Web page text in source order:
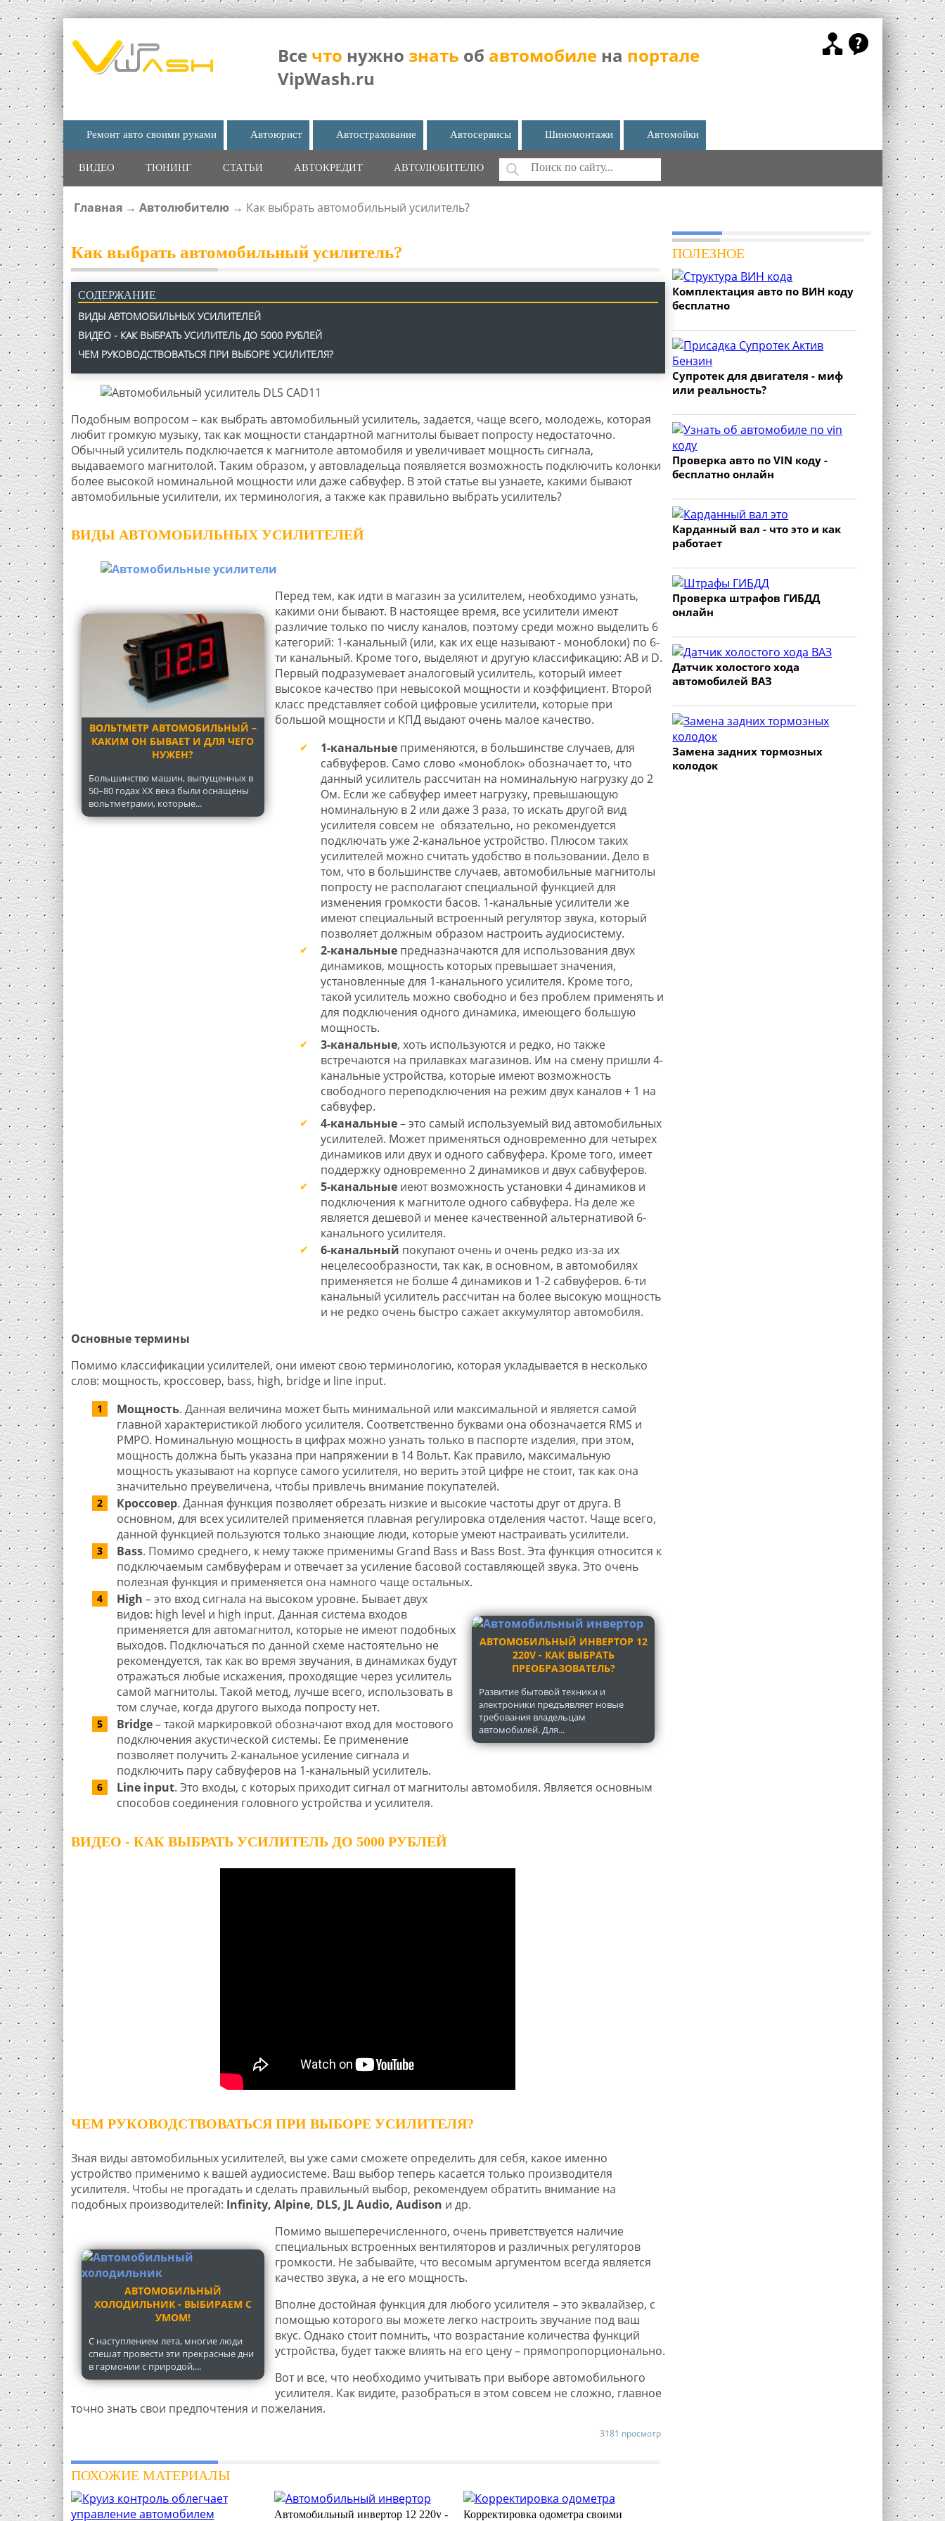
Все что нужно знать об автомобиле на портале
VipWash.ru
Ремонт авто своими руками Автоюрист Автострахование Автосервисы Шиномонтажи Автомойки
ВИДЕО ТЮНИНГ СТАТЬИ АВТОКРЕДИТ АВТОЛЮБИТЕЛЮ
ФОРМА ПОИСКА
Поиск
ВЫ ЗДЕСЬ
Главная → Автолюбителю → Как выбрать автомобильный усилитель?
Как выбрать автомобильный усилитель?
СОДЕРЖАНИЕ
ВИДЫ АВТОМОБИЛЬНЫХ УСИЛИТЕЛЕЙ
ВИДЕО - КАК ВЫБРАТЬ УСИЛИТЕЛЬ ДО 5000 РУБЛЕЙ
ЧЕМ РУКОВОДСТВОВАТЬСЯ ПРИ ВЫБОРЕ УСИЛИТЕЛЯ?
Подобным вопросом – как выбрать автомобильный усилитель, задается, чаще всего, молодежь, которая
любит громкую музыку, так как мощности стандартной магнитолы бывает попросту недостаточно.
Обычный усилитель подключается к магнитоле автомобиля и увеличивает мощность сигнала,
выдаваемого магнитолой. Таким образом, у автовладельца появляется возможность подключить колонки
более высокой номинальной мощности или даже сабвуфер. В этой статье вы узнаете, какими бывают
автомобильные усилители, их терминология, а также как правильно выбрать усилитель?
ВИДЫ АВТОМОБИЛЬНЫХ УСИЛИТЕЛЕЙ
ВОЛЬТМЕТР АВТОМОБИЛЬНЫЙ –
КАКИМ ОН БЫВАЕТ И ДЛЯ ЧЕГО
НУЖЕН?
Большинство машин, выпущенных в
50–80 годах XX века были оснащены
вольтметрами, которые...
Перед тем, как идти в магазин за усилителем, необходимо узнать,
какими они бывают. В настоящее время, все усилители имеют
различие только по числу каналов, поэтому среди можно выделить 6
категорий: 1-канальный (или, как их еще называют - моноблоки) по 6-
ти канальный. Кроме того, выделяют и другую классификацию: АВ и D.
Первый подразумевает аналоговый усилитель, который имеет
высокое качество при невысокой мощности и коэффициент. Второй
класс представляет собой цифровые усилители, которые при
большой мощности и КПД выдают очень малое качество.
1-канальныеприменяются, в большинстве случаев, для
сабвуферов. Само слово «моноблок» обозначает то, что
данный усилитель рассчитан на номинальную нагрузку до 2
Ом. Если же сабвуфер имеет нагрузку, превышающую
номинальную в 2 или даже 3 раза, то искать другой вид
усилителя совсем не обязательно, но рекомендуется
подключать уже 2-канальное устройство. Плюсом таких
усилителей можно считать удобство в пользовании. Дело в
том, что в большинстве случаев, автомобильные магнитолы
попросту не располагают специальной функцией для
изменения громкости басов. 1-канальные усилители же
имеют специальный встроенный регулятор звука, который
позволяет должным образом настроить аудиосистему.
2-канальныепредназначаются для использования двух
динамиков, мощность которых превышает значения,
установленные для 1-канального усилителя. Кроме того,
такой усилитель можно свободно и без проблем применять и
для подключения одного динамика, имеющего большую
мощность.
3-канальные, хоть используются и редко, но также
встречаются на прилавках магазинов. Им на смену пришли 4-
канальные устройства, которые имеют возможность
свободного переподключения на режим двух каналов + 1 на
сабвуфер.
4-канальные– это самый используемый вид автомобильных
усилителей. Может применяться одновременно для четырех
динамиков или двух и одного сабвуфера. Кроме того, имеет
поддержку одновременно 2 динамиков и двух сабвуферов.
5-канальные иеют возможность установки 4 динамиков и
подключения к магнитоле одного сабвуфера. На деле же
является дешевой и менее качественной альтернативой 6-
канального усилителя.
6-канальный покупают очень и очень редко из-за их
нецелесообразности, так как, в основном, в автомобилях
применяется не болше 4 динамиков и 1-2 сабвуферов. 6-ти
канальный усилитель рассчитан на более высокую мощность
и не редко очень быстро сажает аккумулятор автомобиля.
Основные термины
Помимо классификации усилителей, они имеют свою терминологию, которая укладывается в несколько
слов: мощность, кроссовер, bass, high, bridge и line input.
Мощность. Данная величина может быть минимальной или максимальной и является самой
главной характеристикой любого усилителя. Соответственно буквами она обозначается RMS и
PMPO. Номинальную мощность в цифрах можно узнать только в паспорте изделия, при этом,
мощность должна быть указана при напряжении в 14 Вольт. Как правило, максимальную
мощность указывают на корпусе самого усилителя, но верить этой цифре не стоит, так как она
значительно преувеличена, чтобы привлечь внимание покупателей.
Кроссовер. Данная функция позволяет обрезать низкие и высокие частоты друг от друга. В
основном, для всех усилителей применяется плавная регулировка отделения частот. Чаще всего,
данной функцией пользуются только знающие люди, которые умеют настраивать усилители.
Bass. Помимо среднего, к нему также применимы Grand Bass и Bass Bost. Эта функция относится к
подключаемым самбвуферам и отвечает за усиление басовой составляющей звука. Это очень
полезная функция и применяется она намного чаще остальных.
АВТОМОБИЛЬНЫЙ ИНВЕРТОР 12
220V - КАК ВЫБРАТЬ
ПРЕОБРАЗОВАТЕЛЬ?
Развитие бытовой техники и
электроники предъявляет новые
требования владельцам
автомобилей. Для...
High – это вход сигнала на высоком уровне. Бывает двух
видов: high level и high input. Данная система входов
применяется для автомагнитол, которые не имеют подобных
выходов. Подключаться по данной схеме настоятельно не
рекомендуется, так как во время звучания, в динамиках будут
отражаться любые искажения, проходящие через усилитель
самой магнитолы. Такой метод, лучше всего, использовать в
том случае, когда другого выхода попросту нет.
Bridge– такой маркировкой обозначают вход для мостового
подключения акустической системы. Ее применение
позволяет получить 2-канальное усиление сигнала и
подключить пару сабвуферов на 1-канальный усилитель.
Line input. Это входы, с которых приходит сигнал от магнитолы автомобиля. Является основным
способов соединения головного устройства и усилителя.
ВИДЕО - КАК ВЫБРАТЬ УСИЛИТЕЛЬ ДО 5000 РУБЛЕЙ
ЧЕМ РУКОВОДСТВОВАТЬСЯ ПРИ ВЫБОРЕ УСИЛИТЕЛЯ?
Зная виды автомобильных усилителей, вы уже сами сможете определить для себя, какое именно
устройство применимо к вашей аудиосистеме. Ваш выбор теперь касается только производителя
усилителя. Чтобы не прогадать и сделать правильный выбор, рекомендуем обратить внимание на
подобных производителей: Infinity, Alpine, DLS, JL Audio, Audison и др.
АВТОМОБИЛЬНЫЙ
ХОЛОДИЛЬНИК - ВЫБИРАЕМ С
УМОМ!
С наступлением лета, многие люди
спешат провести эти прекрасные дни
в гармонии с природой,...
Помимо вышеперечисленного, очень приветствуется наличие
специальных встроенных вентиляторов и различных регуляторов
громкости. Не забывайте, что весомым аргументом всегда является
качество звука, а не его мощность.
Вполне достойная функция для любого усилителя – это эквалайзер, с
помощью которого вы можете легко настроить звучание под ваш
вкус. Однако стоит помнить, что возрастание количества функций
устройства, будет также влиять на его цену – прямопропорционально.
Вот и все, что необходимо учитывать при выборе автомобильного
усилителя. Как видите, разобраться в этом совсем не сложно, главное
точно знать свои предпочтения и пожелания.
3181 просмотр
ПОХОЖИЕ МАТЕРИАЛЫ
Автомобильный инвертор 12 220v - Корректировка одометра своими
ПОЛЕЗНОЕ
Комплектация авто по ВИН коду
бесплатно
Супротек для двигателя - миф
или реальность?
Проверка авто по VIN коду -
бесплатно онлайн
Карданный вал - что это и как
работает
Проверка штрафов ГИБДД
онлайн
Датчик холостого хода
автомобилей ВАЗ
Замена задних тормозных
колодок